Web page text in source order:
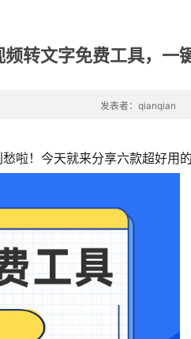
转文字免费工具，一
发表者：qianqian
啦！今天就来分享六款超好用